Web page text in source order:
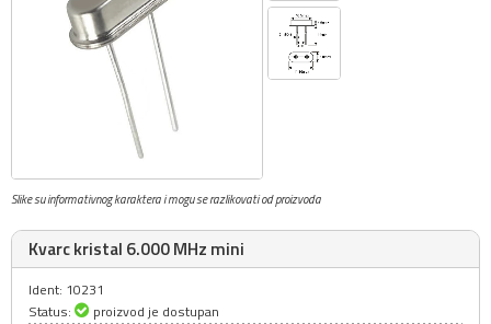
Slike su informativnog karaktera i mogu se razlikovati od proizvoda
Kvarc kristal 6.000 MHz mini
Ident: 10231
Status:
proizvod je dostupan